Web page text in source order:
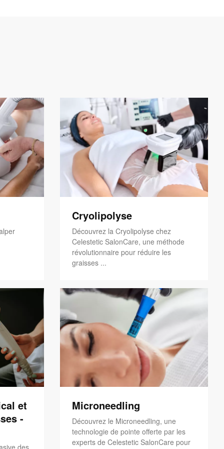
Cryolipolyse
Découvrez la Cryolipolyse chez
Celestetic SalonCare, une méthode
révolutionnaire pour réduire les
graisses ...
et
-
Microneedling
Découvrez le Microneedling, une
technologie de pointe offerte par les
experts de Celestetic SalonCare pour